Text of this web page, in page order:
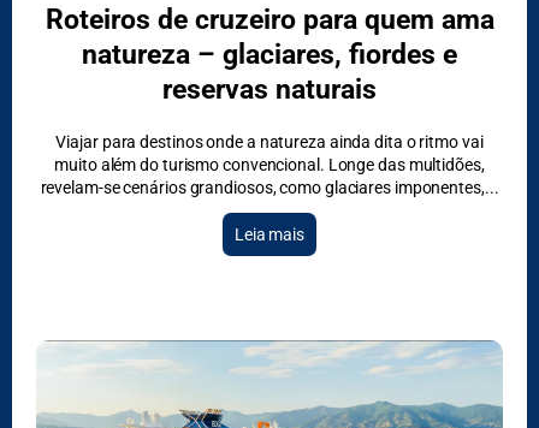
Roteiros de cruzeiro para quem ama
natureza – glaciares, fiordes e
reservas naturais
Viajar para destinos onde a natureza ainda dita o ritmo vai
muito além do turismo convencional. Longe das multidões,
revelam-se cenários grandiosos, como glaciares imponentes,
Leia mais